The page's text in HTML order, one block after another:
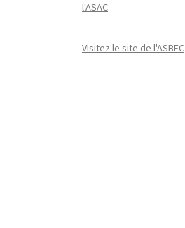
l'ASAC
Visitez le site de l'ASBEC